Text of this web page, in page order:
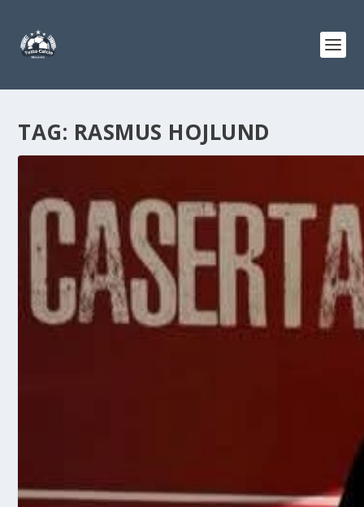
TAG: RASMUS HOJLUND